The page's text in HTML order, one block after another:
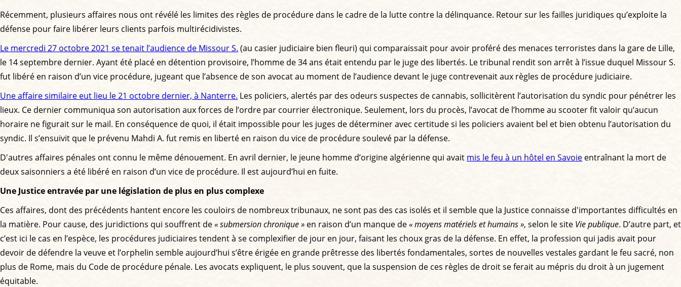
Récemment, plusieurs affaires nous ont révélé les limites des règles de procédure dans le cadre de la lutte contre la délinquance. Retour sur les failles juridiques qu’exploite la
défense pour faire libérer leurs clients parfois multirécidivistes.
Le mercredi 27 octobre 2021 se tenait l’audience de Missour S. (au casier judiciaire bien fleuri) qui comparaissait pour avoir proféré des menaces terroristes dans la gare de Lille,
le 14 septembre dernier. Ayant été placé en détention provisoire, l’homme de 34 ans était entendu par le juge des libertés. Le tribunal rendit son arrêt à l’issue duquel Missour S.
fut libéré en raison d’un vice procédure, jugeant que l’absence de son avocat au moment de l’audience devant le juge contrevenait aux règles de procédure judiciaire.
Une affaire similaire eut lieu le 21 octobre dernier, à Nanterre. Les policiers, alertés par des odeurs suspectes de cannabis, sollicitèrent l’autorisation du syndic pour pénétrer les
lieux. Ce dernier communiqua son autorisation aux forces de l’ordre par courrier électronique. Seulement, lors du procès, l’avocat de l’homme au scooter fit valoir qu’aucun
horaire ne figurait sur le mail. En conséquence de quoi, il était impossible pour les juges de déterminer avec certitude si les policiers avaient bel et bien obtenu l’autorisation du
syndic. Il s’ensuivit que le prévenu Mahdi A. fut remis en liberté en raison du vice de procédure soulevé par la défense.
D'autres affaires pénales ont connu le même dénouement. En avril dernier, le jeune homme d’origine algérienne qui avait mis le feu à un hôtel en Savoie entraînant la mort de
deux saisonniers a été libéré en raison d’un vice de procédure. Il est aujourd’hui en fuite.
Une Justice entravée par une législation de plus en plus complexe
Ces affaires, dont des précédents hantent encore les couloirs de nombreux tribunaux, ne sont pas des cas isolés et il semble que la Justice connaisse d'importantes difficultés en
la matière. Pour cause, des juridictions qui souffrent de« submersion chronique » en raison d’un manque de« moyens matériels et humains », selon le site Vie publique. D’autre part, et
c’est ici le cas en l’espèce, les procédures judiciaires tendent à se complexifier de jour en jour, faisant les choux gras de la défense. En effet, la profession qui jadis avait pour
devoir de défendre la veuve et l’orphelin semble aujourd’hui s’être érigée en grande prêtresse des libertés fondamentales, sortes de nouvelles vestales gardant le feu sacré, non
plus de Rome, mais du Code de procédure pénale. Les avocats expliquent, le plus souvent, que la suspension de ces règles de droit se ferait au mépris du droit à un jugement
équitable.